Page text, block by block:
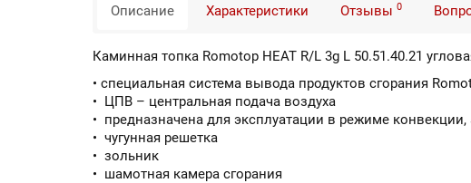
Описание Характеристики Отзывы 0
Каминная топка Romotop HEAT R/L 3g L 50.51.40.21
• специальная система вывода продуктов сгорания
• ЦПВ – центральная подача воздуха
• предназначена для эксплуатации в режиме
• чугунная решетка
• зольник
• шамотная камера сгорания